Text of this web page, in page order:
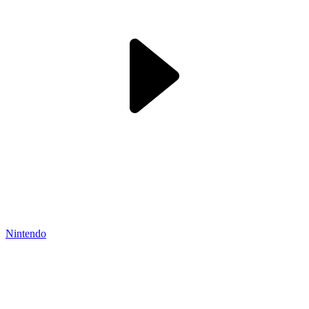
Nintendo